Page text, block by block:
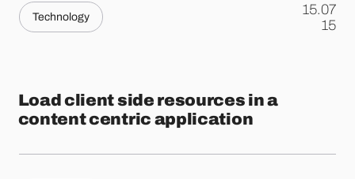
Technology
15.07
.15
Load client side resources in a
content centric application